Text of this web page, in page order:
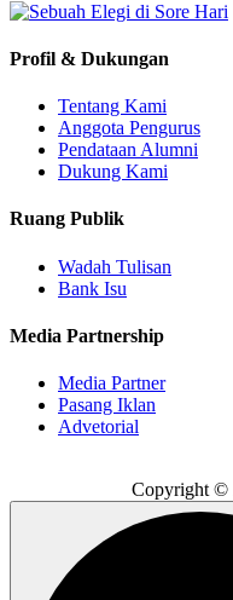
Profil & Dukungan
Tentang Kami
Anggota Pengurus
Pendataan Alumni
Dukung Kami
Ruang Publik
Wadah Tulisan
Bank Isu
Media Partnership
Media Partner
Pasang Iklan
Advetorial
Copyright ©